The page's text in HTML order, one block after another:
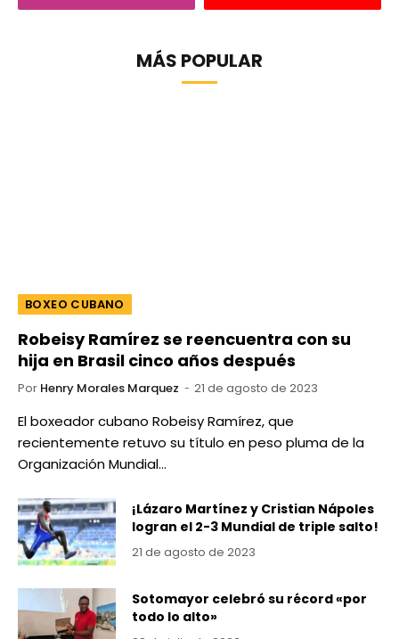
MÁS POPULAR
BOXEO CUBANO
Robeisy Ramírez se reencuentra con su
hija en Brasil cinco años después
Por Henry Morales Marquez 21 de agosto de 2023
El boxeador cubano Robeisy Ramírez, que
recientemente retuvo su título en peso pluma de la
Organización Mundial…
¡Lázaro Martínez y Cristian Nápoles
logran el 2-3 Mundial de triple salto!
21 de agosto de 2023
Sotomayor celebró su récord «por
todo lo alto»